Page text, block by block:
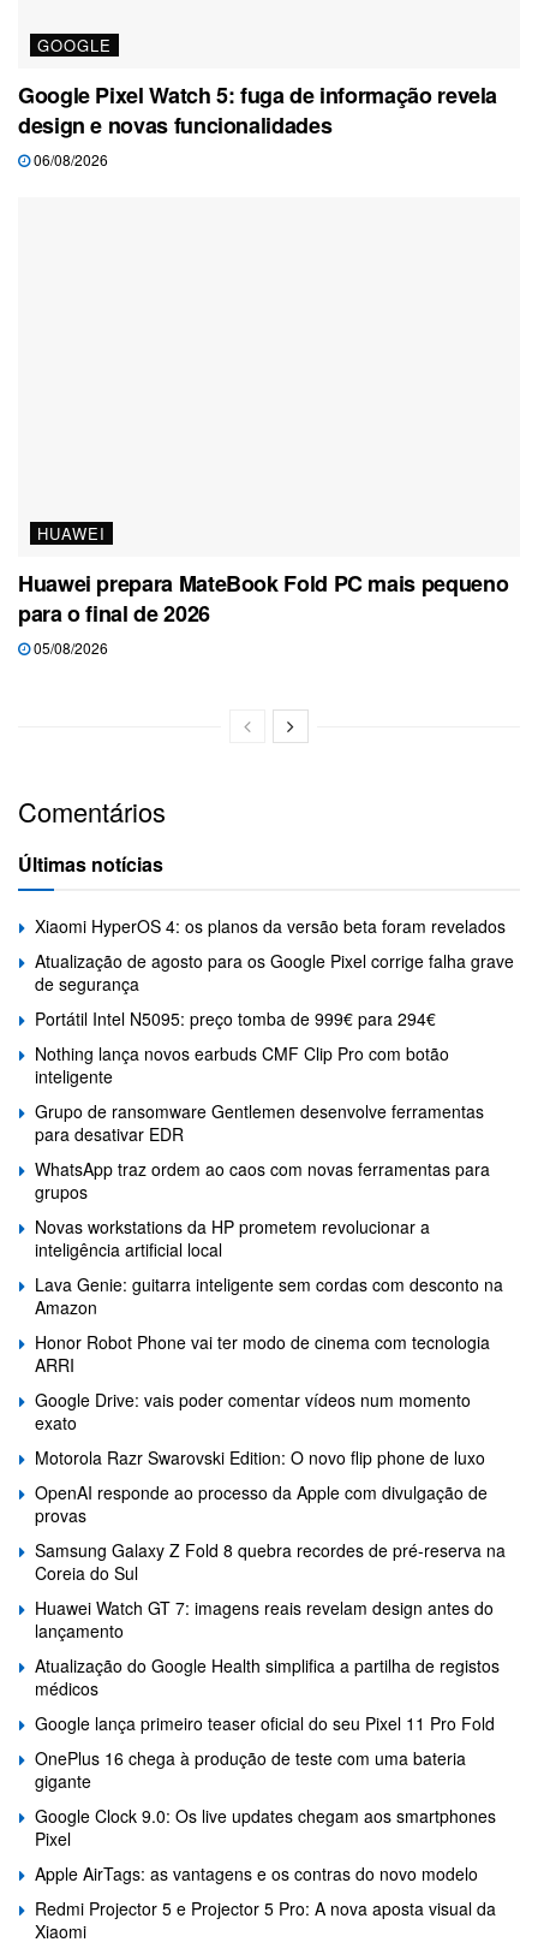
GOOGLE
Google Pixel Watch 5: fuga de informação revela
design e novas funcionalidades
06/08/2026
HUAWEI
Huawei prepara MateBook Fold PC mais pequeno
para o final de 2026
05/08/2026
Comentários
Últimas notícias
Xiaomi HyperOS 4: os planos da versão beta foram revelados
Atualização de agosto para os Google Pixel corrige falha grave
de segurança
Portátil Intel N5095: preço tomba de 999€ para 294€
Nothing lança novos earbuds CMF Clip Pro com botão
inteligente
Grupo de ransomware Gentlemen desenvolve ferramentas
para desativar EDR
WhatsApp traz ordem ao caos com novas ferramentas para
grupos
Novas workstations da HP prometem revolucionar a
inteligência artificial local
Lava Genie: guitarra inteligente sem cordas com desconto na
Amazon
Honor Robot Phone vai ter modo de cinema com tecnologia
ARRI
Google Drive: vais poder comentar vídeos num momento
exato
Motorola Razr Swarovski Edition: O novo flip phone de luxo
OpenAI responde ao processo da Apple com divulgação de
provas
Samsung Galaxy Z Fold 8 quebra recordes de pré-reserva na
Coreia do Sul
Huawei Watch GT 7: imagens reais revelam design antes do
lançamento
Atualização do Google Health simplifica a partilha de registos
médicos
Google lança primeiro teaser oficial do seu Pixel 11 Pro Fold
OnePlus 16 chega à produção de teste com uma bateria
gigante
Google Clock 9.0: Os live updates chegam aos smartphones
Pixel
Apple AirTags: as vantagens e os contras do novo modelo
Redmi Projector 5 e Projector 5 Pro: A nova aposta visual da
Xiaomi